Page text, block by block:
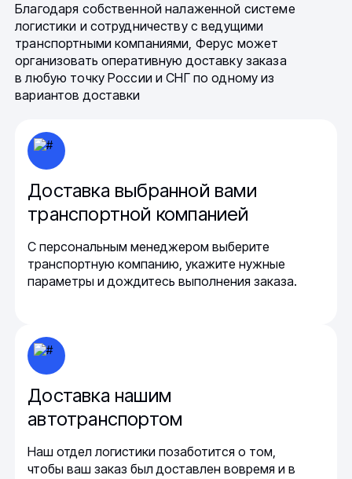
Благодаря собственной налаженной системе
логистики и сотрудничеству с ведущими
транспортными компаниями, Ферус может
организовать оперативную доставку заказа
в любую точку России и СНГ по одному из
вариантов доставки
Доставка выбранной вами
транспортной компанией
С персональным менеджером выберите
транспортную компанию, укажите нужные
параметры и дождитесь выполнения заказа.
Доставка нашим
автотранспортом
Наш отдел логистики позаботится о том,
чтобы ваш заказ был доставлен вовремя и в